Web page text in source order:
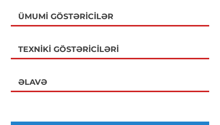
ÜMUMI GÖSTƏRICILƏR
TEXNIKI GÖSTƏRICILƏRI
ƏLAVƏ